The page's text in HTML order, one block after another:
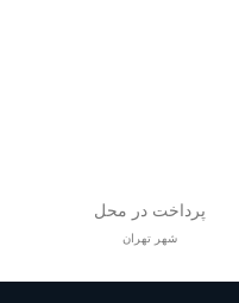
پرداخت در محل
شهر تهران